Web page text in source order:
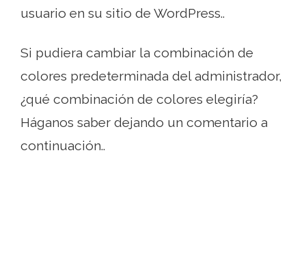
usuario en su sitio de WordPress..
Si pudiera cambiar la combinación de
colores predeterminada del administrador,
¿qué combinación de colores elegiría?
Háganos saber dejando un comentario a
continuación..